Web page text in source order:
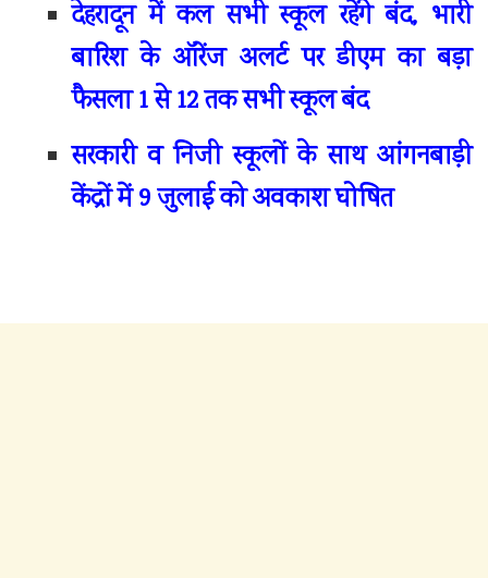
देहरादून में कल सभी स्कूल रहेंगे बंद, भारी
बारिश के ऑरेंज अलर्ट पर डीएम का बड़ा
फैसला 1 से 12 तक सभी स्कूल बंद
सरकारी व निजी स्कूलों के साथ आंगनबाड़ी
केंद्रों में 9 जुलाई को अवकाश घोषित